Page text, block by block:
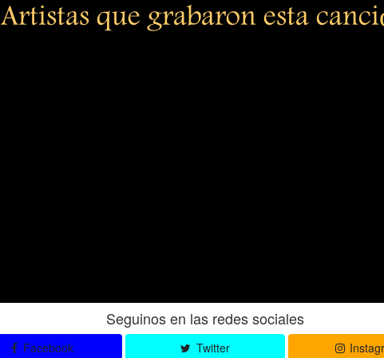
Artistas que grabaron esta
Seguinos en las redes sociales
Facebook Twitter